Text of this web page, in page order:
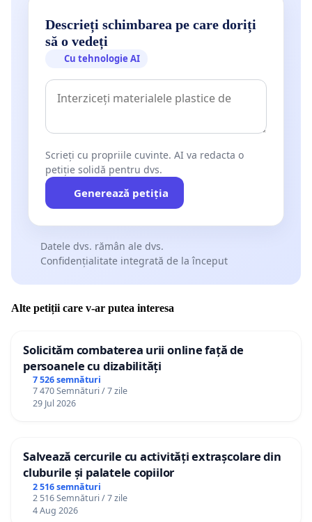
Descrieți schimbarea pe care doriți
să o vedeți
Cu tehnologie AI
Scrieți cu propriile cuvinte. AI va redacta o
petiție solidă pentru dvs.
Generează petiția
Datele dvs. rămân ale dvs.
Confidențialitate integrată de la început
Alte petiții care v-ar putea interesa
Solicităm combaterea urii online față de
persoanele cu dizabilități
7 526 semnături
7 470 Semnături / 7 zile
29 Jul 2026
Salvează cercurile cu activități extrașcolare din
cluburile și palatele copiilor
2 516 semnături
2 516 Semnături / 7 zile
4 Aug 2026